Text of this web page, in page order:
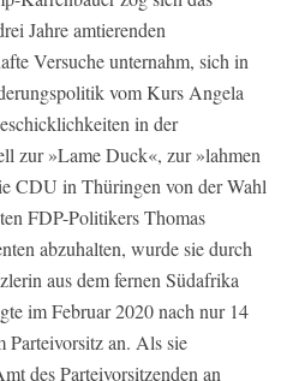
Jahre amtierenden
Versuche unternahm, sich in
vom Kurs Angela
in der
zur »Lame Duck«, zur »lahmen
CDU in Thüringen von der Wahl
FDP-Politikers Thomas
abzuhalten, wurde sie durch
aus dem fernen Südafrika
im Februar 2020 nach nur 14
Parteivorsitz an. Als sie
des Parteivorsitzenden an